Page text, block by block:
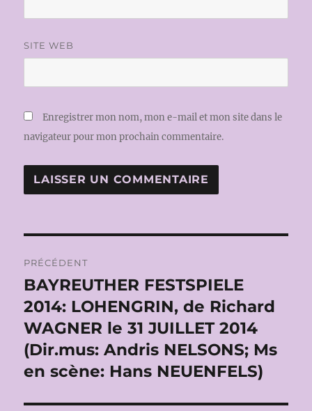
SITE WEB
Enregistrer mon nom, mon e-mail et mon site dans le
navigateur pour mon prochain commentaire.
de
l’article
PRÉCÉDENT
Publication
précédente :
BAYREUTHER FESTSPIELE
2014: LOHENGRIN, de Richard
WAGNER le 31 JUILLET 2014
(Dir.mus: Andris NELSONS; Ms
en scène: Hans NEUENFELS)